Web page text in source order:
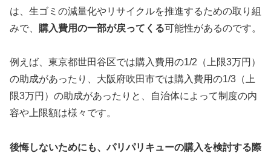
は、生ゴミの減量化やリサイクルを推進するための取り組
みで、 購入費用の一部が戻ってくる可能性があるのです。
例えば、東京都世田谷区では購入費用の1/2（上限3万円）
の助成があったり、大阪府吹田市では購入費用の1/3（上
限3万円）の助成があったりと、自治体によって制度の内
容や上限額は様々です。
後悔しないためにも、パリパリキューの購入を検討する際